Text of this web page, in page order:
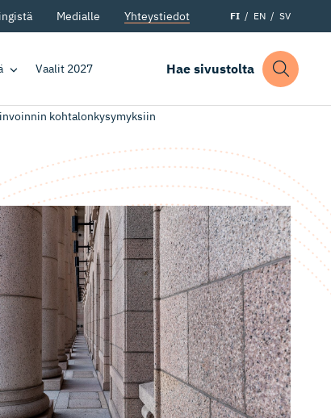
Medialle Yhteystiedot FI EN SV
Vaalit 2027 Hae sivustolta
kohtalonkysymyksiin